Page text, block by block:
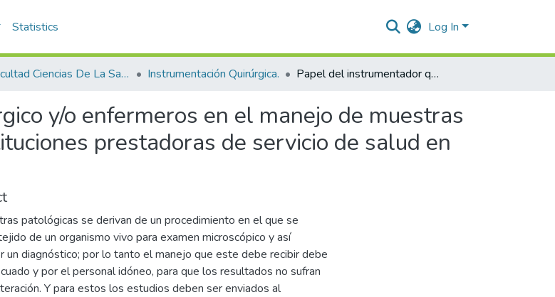
Statistics Log In
Facultad Ciencias De La Salud. Instrumentación Quirúrgica. Papel del instrumentador quirúrgico y/o enfermeros en el manejo de muestras anatomopatológicas en dos instituciones prestadoras de servicio de salud en Valledupar-cesar
y/o enfermeros en el manejo de muestras
prestadoras de servicio de salud en
patológicas se derivan de un procedimiento en el que se
de un organismo vivo para examen microscópico y así
un diagnóstico; por lo tanto el manejo que este debe recibir debe
y por el personal idóneo, para que los resultados no sufran
Y para estos los estudios deben ser enviados al